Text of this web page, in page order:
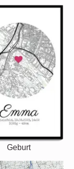
Geburt